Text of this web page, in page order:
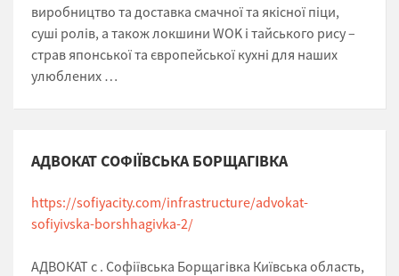
виробництво та доставка смачної та якісної піци,
суші ролів, а також локшини WOK і тайського рису –
страв японської та європейської кухні для наших
улюблених …
АДВОКАТ СОФІЇВСЬКА БОРЩАГІВКА
https://sofiyacity.com/infrastructure/advokat-
sofiyivska-borshhagivka-2/
АДВОКАТ с . Софіївська Борщагівка Київська область,